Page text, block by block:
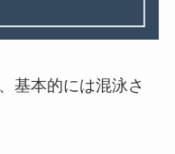
基本的には混泳さ